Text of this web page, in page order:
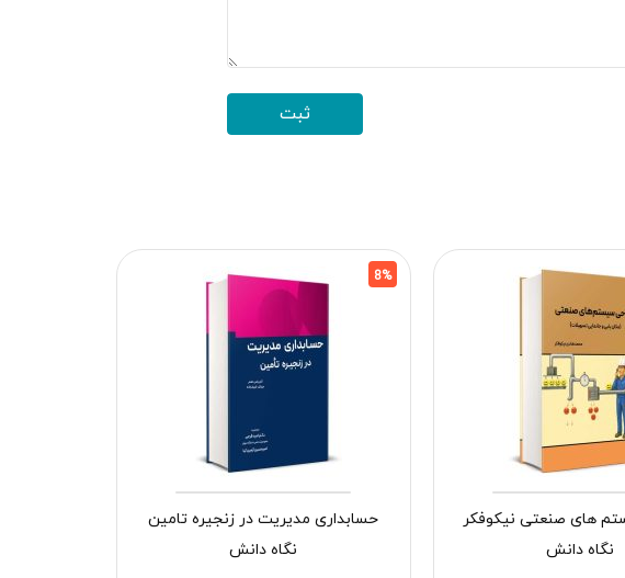
های صنعتی نیکوفکر
نگاه دانش
8%
حسابداری مدیریت در زنجیره تامین
نگاه دانش